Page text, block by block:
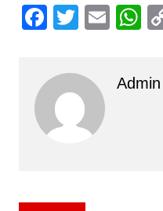
F
c
e
b
o
T
itt
er
E
s
Admin